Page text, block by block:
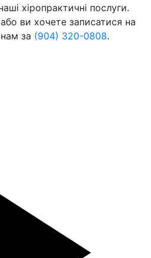
хіропрактичні послуги.
ви хочете записатися на
за (904) 320-0808.